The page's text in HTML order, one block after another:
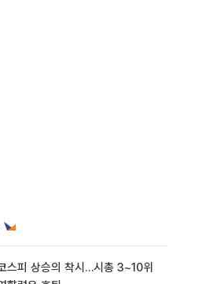
스피 상승의 착시…시총 3~10위